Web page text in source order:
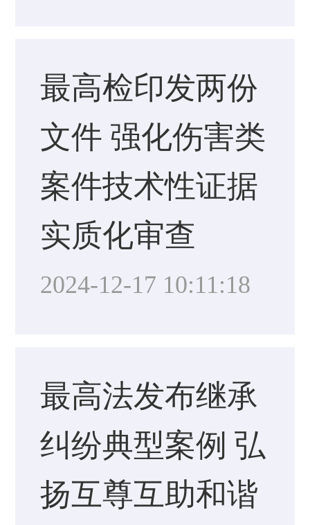
最高检印发两份
文件 强化伤害类
案件技术性证据
实质化审查
2024-12-17 10:11:18
最高法发布继承
纠纷典型案例 弘
扬互尊互助和谐